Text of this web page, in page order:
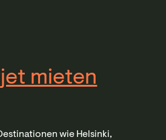
mieten
wie Helsinki,